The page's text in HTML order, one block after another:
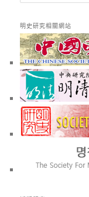
明史研究相關網站